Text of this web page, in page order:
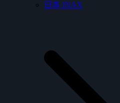
日本 INAX